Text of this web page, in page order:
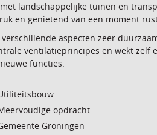
landschappelijke tuinen en
en genietend van een moment
aspecten zeer
ventilatieprincipes en wekt zelf
functies.
opdracht
Groningen